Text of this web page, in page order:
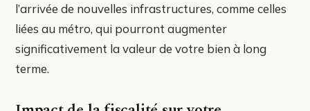
l’arrivée de nouvelles infrastructures, comme celles
liées au métro, qui pourront augmenter
significativement la valeur de votre bien à long
terme.